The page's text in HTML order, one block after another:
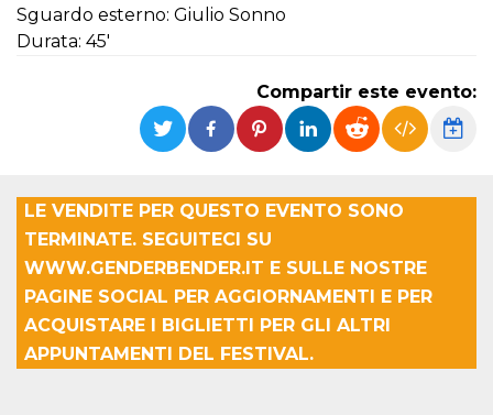
Sguardo esterno: Giulio Sonno
Durata: 45'
Compartir este evento:
LE VENDITE PER QUESTO EVENTO SONO
TERMINATE. SEGUITECI SU
WWW.GENDERBENDER.IT E SULLE NOSTRE
PAGINE SOCIAL PER AGGIORNAMENTI E PER
ACQUISTARE I BIGLIETTI PER GLI ALTRI
APPUNTAMENTI DEL FESTIVAL.